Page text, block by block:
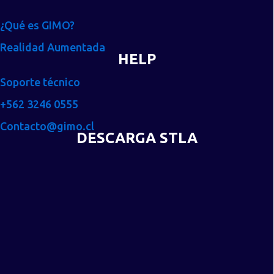
¿Qué es GIMO?
Realidad Aumentada
HELP
Soporte técnico
+562 3246 0555
Contacto@gimo.cl
DESCARGA STLA